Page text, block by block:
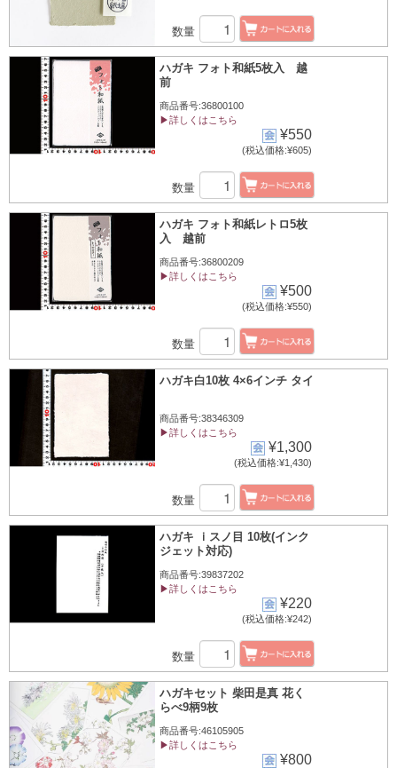
数量
ハガキ フォト和紙5枚入 越
前
商品番号:36800100
▶詳しくはこちら
¥550
(税込価格:¥605)
数量
ハガキ フォト和紙レトロ5枚
入 越前
商品番号:36800209
▶詳しくはこちら
¥500
(税込価格:¥550)
数量
ハガキ白10枚 4×6インチ タイ
商品番号:38346309
▶詳しくはこちら
¥1,300
(税込価格:¥1,430)
数量
ハガキ ｉスノ目 10枚(インク
ジェット対応)
商品番号:39837202
▶詳しくはこちら
¥220
(税込価格:¥242)
数量
ハガキセット 柴田是真 花く
らべ9柄9枚
商品番号:46105905
▶詳しくはこちら
¥800